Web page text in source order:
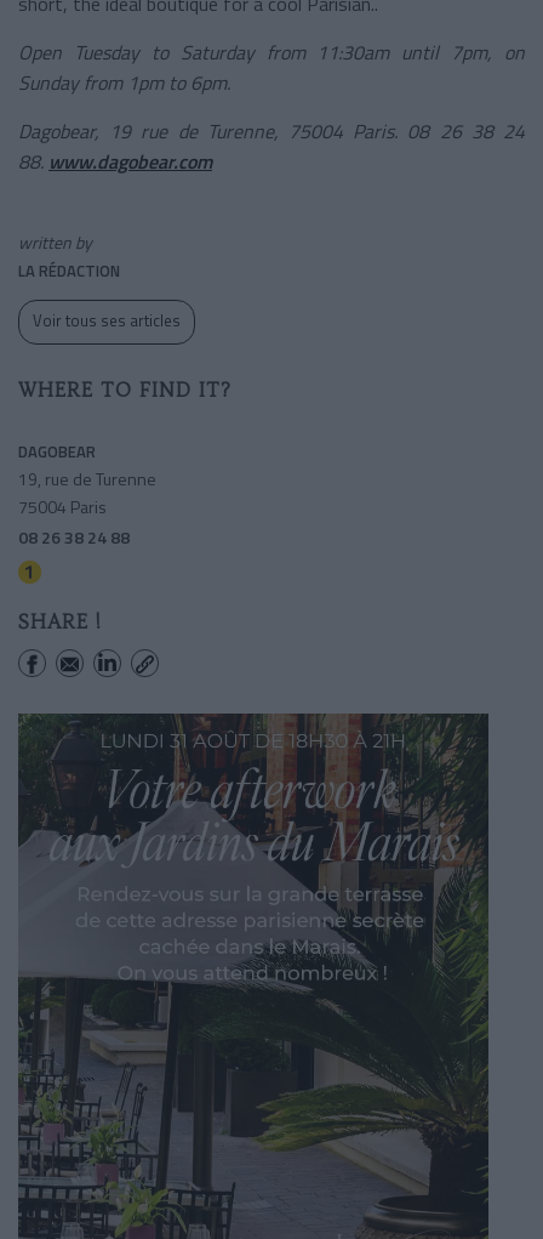
Open Tuesday to Saturday from 11:30am until 7pm, on
Sunday from 1pm to 6pm.
Dagobear, 19 rue de Turenne, 75004 Paris. 08 26 38 24
88. www.dagobear.com
written by
LA RÉDACTION
Voir tous ses articles
WHERE TO FIND IT?
DAGOBEAR
19, rue de Turenne
75004 Paris
08 26 38 24 88
SHARE !